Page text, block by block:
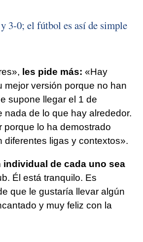
3-0; el fútbol es así de simple
les pide más: «Hay
versión porque no han
supone llegar el 1 de
de lo que hay alrededor.
lo ha demostrado
ligas y contextos».
individual de cada uno sea
Él está tranquilo. Es
que le gustaría llevar algún
y muy feliz con la